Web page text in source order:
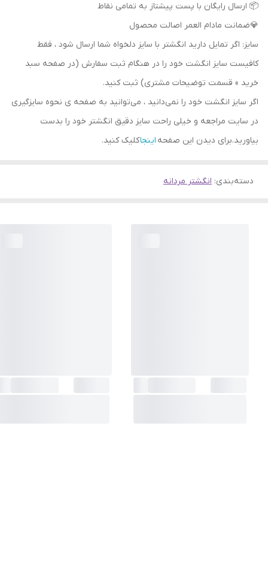
📦 ارسال رایگان با پست پیشتاز به تمامی نقاط
💎ضمانت مادام العمر اصالت محصول
سایز: اگر تمایل دارید انگشتر با سایز دلخواه شما ارسال شود ، فقط
کافیست سایز انگشت خود را در هنگام ثبت سفارش (در صفحه سبد
خرید » قسمت توضیحات مشتری) ثبت کنید.
اگر سایز انگشت خود را نمی‌دانید ، می‌توانید به صفحه ی نحوه سایزگیری
در سایت مراجعه و خیلی راحت سایز دقیق انگشتر خود را بدست
بیاورید.برای دیدن این صفحه اینجاکلیک کنید.
دسته‌بندی: انگشتر مردانه